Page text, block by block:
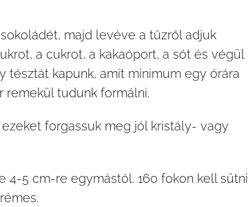
majd levéve a tűzről adjuk
a cukrot, a kakaóport, a sót és végül
kapunk, amit minimum egy órára
remekül tudunk formálni.
forgassuk meg jól kristály- vagy
5 cm-re egymástól. 160 fokon kell sütni